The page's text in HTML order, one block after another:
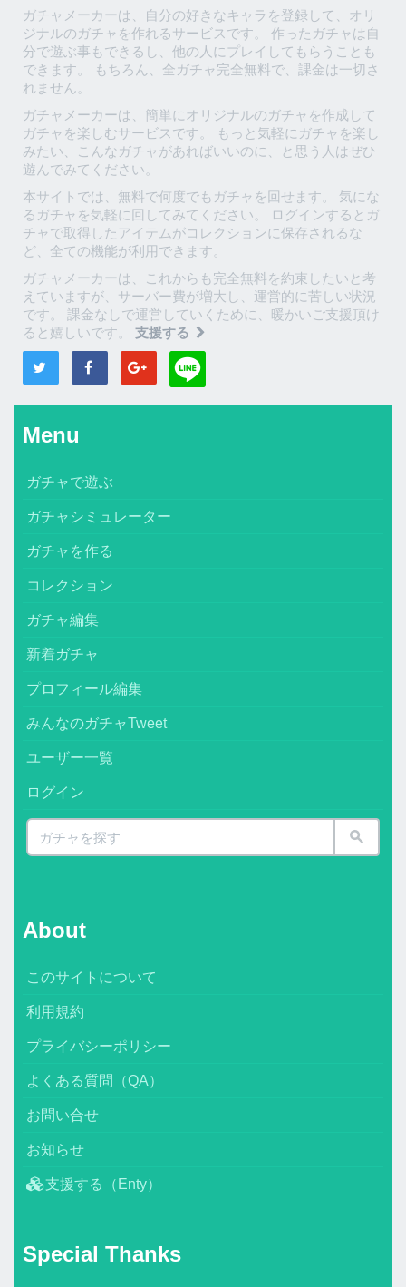
ガチャメーカーは、自分の好きなキャラを登録して、オリ
ジナルのガチャを作れるサービスです。 作ったガチャは自
分で遊ぶ事もできるし、他の人にプレイしてもらうことも
できます。 もちろん、全ガチャ完全無料で、課金は一切さ
れません。
ガチャメーカーは、簡単にオリジナルのガチャを作成して
ガチャを楽しむサービスです。 もっと気軽にガチャを楽し
みたい、こんなガチャがあればいいのに、と思う人はぜひ
遊んでみてください。
本サイトでは、無料で何度でもガチャを回せます。 気にな
るガチャを気軽に回してみてください。 ログインするとガ
チャで取得したアイテムがコレクションに保存されるな
ど、全ての機能が利用できます。
ガチャメーカーは、これからも完全無料を約束したいと考
えていますが、サーバー費が増大し、運営的に苦しい状況
です。 課金なしで運営していくために、暖かいご支援頂け
ると嬉しいです。 支援する
Menu
ガチャで遊ぶ
ガチャシミュレーター
ガチャを作る
コレクション
ガチャ編集
新着ガチャ
プロフィール編集
みんなのガチャTweet
ユーザー一覧
ログイン
About
このサイトについて
利用規約
プライバシーポリシー
よくある質問（QA）
お問い合せ
お知らせ
支援する（Enty）
Special Thanks